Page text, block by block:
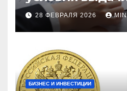
процентные
требования к
28 ФЕВРАЛЯ 2026
БИЗНЕС И ИНВЕСТИЦИИ